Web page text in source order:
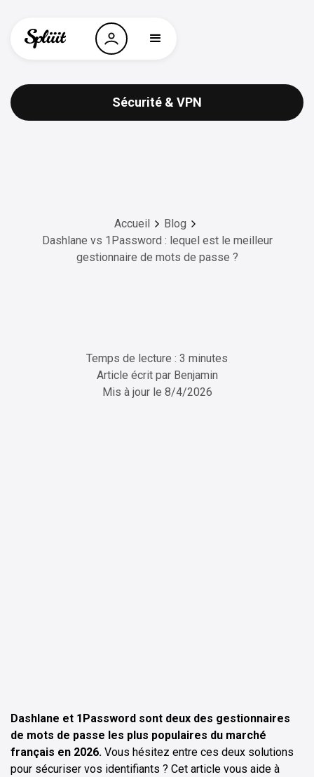
Sécurité & VPN
Accueil
Blog
Dashlane vs 1Password : lequel est le meilleur
gestionnaire de mots de passe ?
Temps de lecture : 3 minutes
Article écrit par Benjamin
Mis à jour le 8/4/2026
Dashlane et 1Password sont deux des gestionnaires
de mots de passe les plus populaires du marché
français en 2026. Vous hésitez entre ces deux solutions
pour sécuriser vos identifiants ? Cet article vous aide à